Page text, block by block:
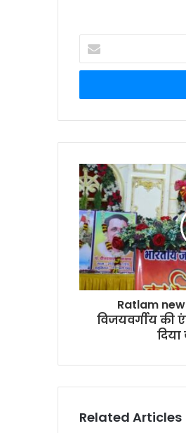
your
Email
Ratlam
विजयवर्गीय की
Related Articles